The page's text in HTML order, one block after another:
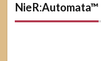
NieR:Automata™